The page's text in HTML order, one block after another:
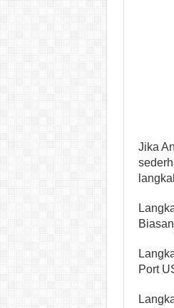
Jika
Port